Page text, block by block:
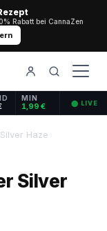
Rabatt bei CannaZen
MIN
1,99 € ⬤ LIVE
Haze
Silver